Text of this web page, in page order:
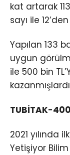
kat artarak
sayı ile
Yapılan 133
uygun
ile 500 bin
TUBİTAK-
2021 yılında
Yetişiyor Bilim